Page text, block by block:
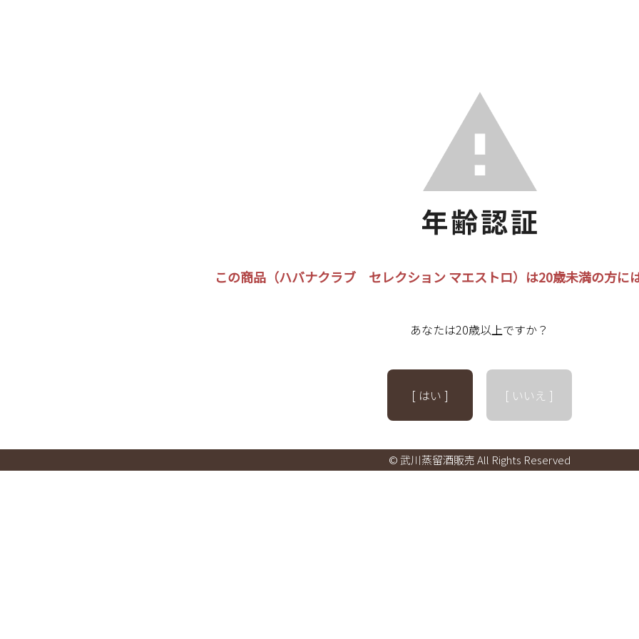
この商品（ハバナクラブ セレクション マエストロ）は20歳未満の方に
あなたは20歳以上ですか？
[ はい ] [ いいえ ]
© 武川蒸留酒販売 All Rights Reserved